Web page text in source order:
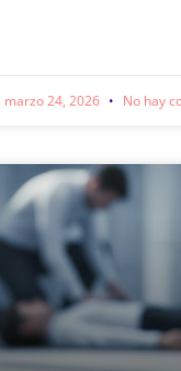
marzo 24, 2026 No hay